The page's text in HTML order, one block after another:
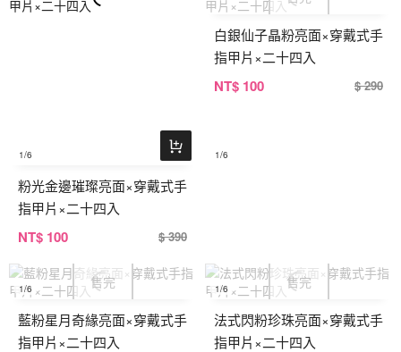
1/6
粉光金邊璀璨亮面×穿戴式手
指甲片×二十四入
NT$ 100 $ 390
1/6
白銀仙子晶粉亮面×穿戴式手
指甲片×二十四入
NT$ 100 $ 290
1/6
藍粉星月奇緣亮面×穿戴式手
指甲片×二十四入
1/6
法式閃粉珍珠亮面×穿戴式手
指甲片×二十四入